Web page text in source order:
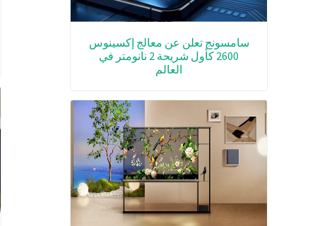
سامسونج تعلن عن معالج إكسينوس
2600 كأول شريحة 2 نانومتر في
العالم